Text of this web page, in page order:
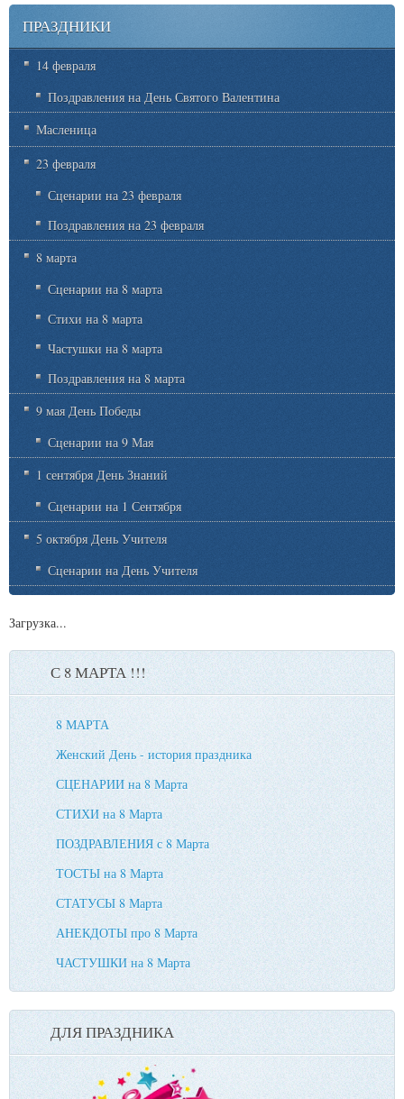
ПРАЗДНИКИ
14 февраля
Поздравления на День Святого Валентина
Масленица
23 февраля
Сценарии на 23 февраля
Поздравления на 23 февраля
8 марта
Сценарии на 8 марта
Стихи на 8 марта
Частушки на 8 марта
Поздравления на 8 марта
9 мая День Победы
Сценарии на 9 Мая
1 сентября День Знаний
Сценарии на 1 Сентября
5 октября День Учителя
Сценарии на День Учителя
Загрузка...
С 8 МАРТА !!!
8 МАРТА
Женский День - история праздника
СЦЕНАРИИ на 8 Марта
СТИХИ на 8 Марта
ПОЗДРАВЛЕНИЯ с 8 Марта
ТОСТЫ на 8 Марта
СТАТУСЫ 8 Марта
АНЕКДОТЫ про 8 Марта
ЧАСТУШКИ на 8 Марта
ДЛЯ ПРАЗДНИКА